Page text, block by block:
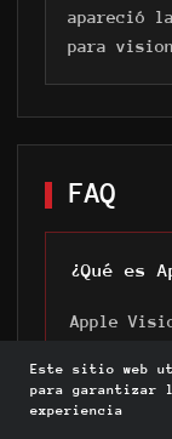
Este sitio web
para garantizar
experiencia
apareció
para
FAQ
¿Qué es
Apple
directa,
manos,